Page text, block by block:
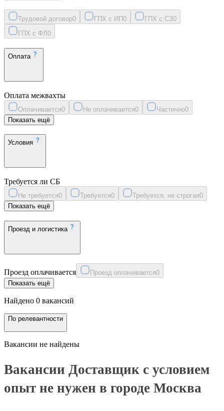
Трудовой договор0 ГПХ с ИП0 ГПХ с СЗ0
ГПХ с ФЛ 0
Оплата
Оплата межвахты
Оплачивается0 Не оплачивается0 Частично0
Показать ещё
Условия
Требуется ли СБ
Не требуется0 Требуется0 Требуется, не строгая0
Показать ещё
Проезд и логистика
Проезд оплачивается Проезд оплачивается0
Показать ещё
Найдено 0 вакансий
По релевантности
Вакансии не найдены
Вакансии Доставщик с условием
опыт не нужен в городе Москва